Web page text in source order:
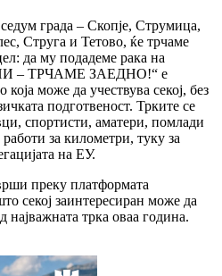
града – Скопје, Струмица,
Струга и Тетово, ќе трчаме
да му подадеме рака на
– ТРЧАМЕ ЗАЕДНО!“ е
може да учествува секој, без
подготвеност. Трките се
спортисти, аматери, помлади
за километри, туку за
на ЕУ.
преку платформата
секој заинтересиран може да
најважната трка оваа година.